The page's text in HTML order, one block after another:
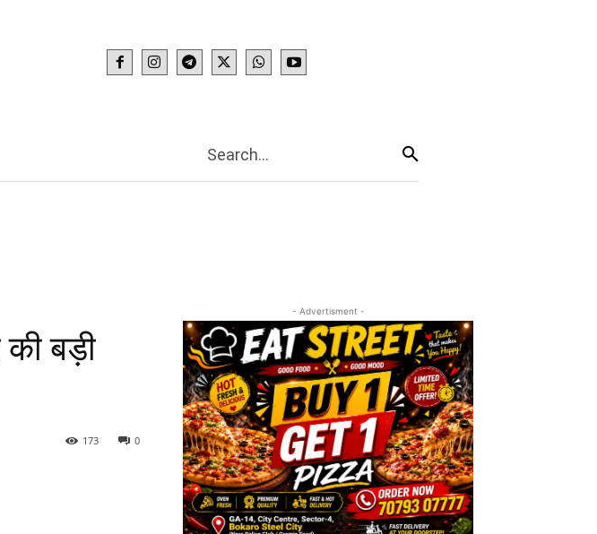
WEB STORIES More
Search...
बड़ी
0
173
- Advertisment -